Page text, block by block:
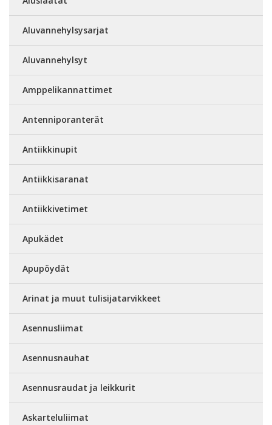
Aluvannehylsysarjat
Aluvannehylsyt
Amppelikannattimet
Antenniporanterät
Antiikkinupit
Antiikkisaranat
Antiikkivetimet
Apukädet
Apupöydät
Arinat ja muut tulisijatarvikkeet
Asennusliimat
Asennusnauhat
Asennusraudat ja leikkurit
Askarteluliimat